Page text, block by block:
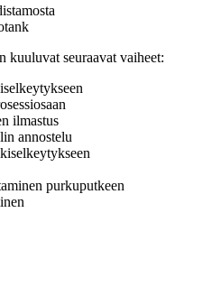
kuuluvat seuraavat vaiheet:
ilmastus
annostelu
purkuputkeen